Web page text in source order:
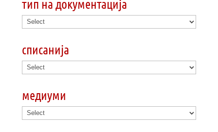
тип на документација
списанија
медиуми